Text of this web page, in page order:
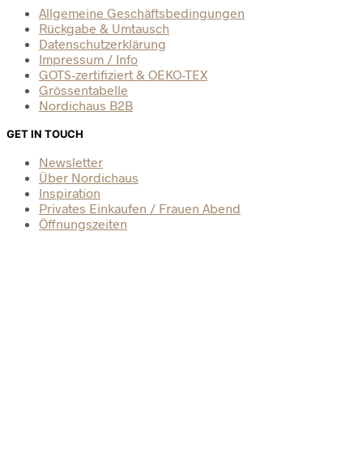
Allgemeine Geschäftsbedingungen
Rückgabe & Umtausch
Datenschutzerklärung
Impressum / Info
GOTS-zertifiziert & OEKO-TEX
Grössentabelle
Nordichaus B2B
GET IN TOUCH
Newsletter
Über Nordichaus
Inspiration
Privates Einkaufen / Frauen Abend
Öffnungszeiten